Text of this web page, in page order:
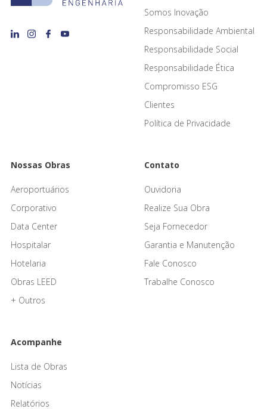
Somos Inovação
Responsabilidade Ambiental
Responsabilidade Social
Responsabilidade Ética
Compromisso ESG
Clientes
Política de Privacidade
Nossas Obras
Aeroportuários
Corporativo
Data Center
Hospitalar
Hotelaria
Obras LEED
+ Outros
Contato
Ouvidoria
Realize Sua Obra
Seja Fornecedor
Garantia e Manutenção
Fale Conosco
Trabalhe Conosco
Acompanhe
Lista de Obras
Notícias
Relatórios